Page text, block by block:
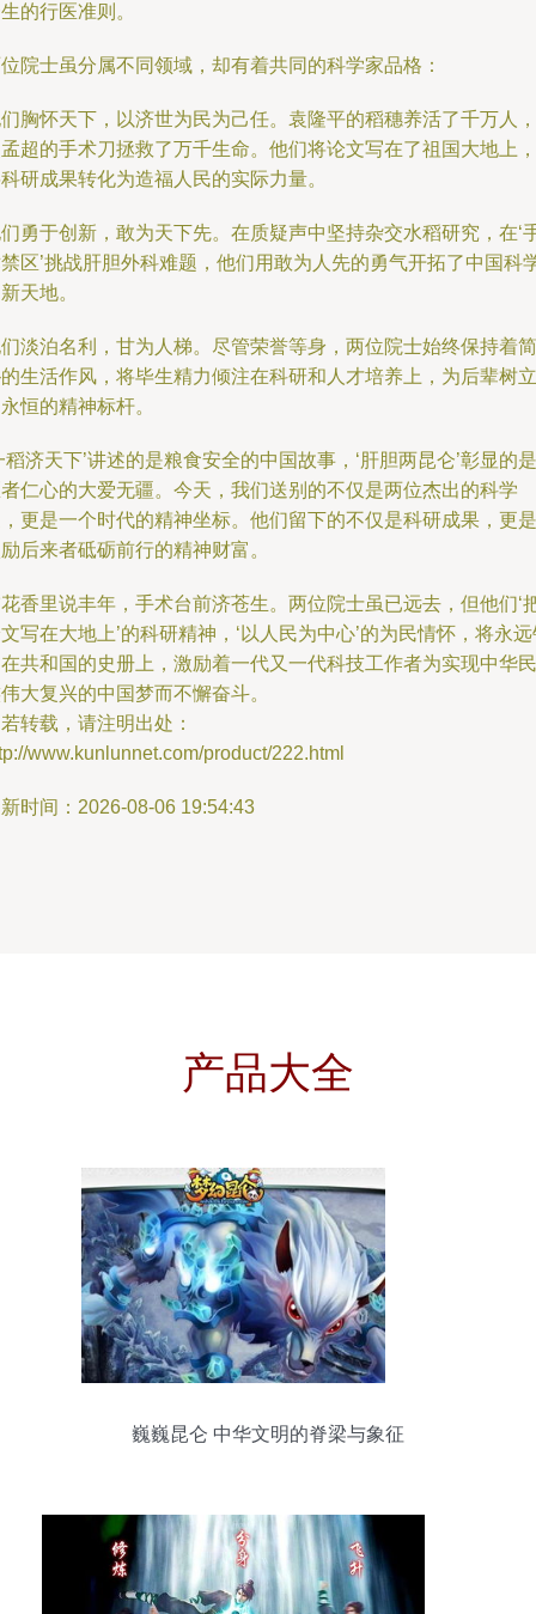
的行医准则。
院士虽分属不同领域，却有着共同的科学家品格：
胸怀天下，以济世为民为己任。袁隆平的稻穗养活了千万人，
超的手术刀拯救了万千生命。他们将论文写在了祖国大地上，
研成果转化为造福人民的实际力量。
勇于创新，敢为天下先。在质疑声中坚持杂交水稻研究，在‘
区’挑战肝胆外科难题，他们用敢为人先的勇气开拓了中国科
天地。
淡泊名利，甘为人梯。尽管荣誉等身，两位院士始终保持着简
生活作风，将毕生精力倾注在科研和人才培养上，为后辈树立
恒的精神标杆。
稻济天下’讲述的是粮食安全的中国故事，‘肝胆两昆仑’彰显的是
仁心的大爱无疆。今天，我们送别的不仅是两位杰出的科学
更是一个时代的精神坐标。他们留下的不仅是科研成果，更是
后来者砥砺前行的精神财富。
香里说丰年，手术台前济苍生。两位院士虽已远去，但他们‘
写在大地上’的科研精神，‘以人民为中心’的为民情怀，将永
共和国的史册上，激励着一代又一代科技工作者为实现中华民
大复兴的中国梦而不懈奋斗。
转载，请注明出处：
www.kunlunnet.com/product/222.html
时间：2026-08-06 19:54:43
产品大全
巍巍昆仑 中华文明的脊梁与象征